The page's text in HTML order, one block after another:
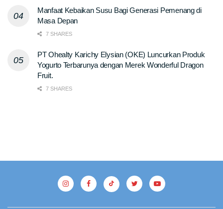
Manfaat Kebaikan Susu Bagi Generasi Pemenang di
Masa Depan
7 SHARES
PT Ohealty Karichy Elysian (OKE) Luncurkan Produk
Yogurto Terbarunya dengan Merek Wonderful Dragon
Fruit.
7 SHARES